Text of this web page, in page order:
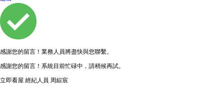
感謝您的留言！業務人員將盡快與您聯繫。
感謝您的留言！系統目前忙碌中，請稍候再試。
立即看屋 經紀人員 周綜宸